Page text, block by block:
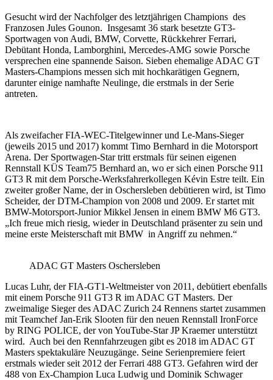
Gesucht wird der Nachfolger des letztjährigen Champions des
Franzosen Jules Gounon. Insgesamt 36 stark besetzte GT3-
Sportwagen von Audi, BMW, Corvette, Rückkehrer Ferrari,
Debütant Honda, Lamborghini, Mercedes-AMG sowie Porsche
versprechen eine spannende Saison. Sieben ehemalige ADAC GT
Masters-Champions messen sich mit hochkarätigen Gegnern,
darunter einige namhafte Neulinge, die erstmals in der Serie
antreten.
Als zweifacher FIA-WEC-Titelgewinner und Le-Mans-Sieger
(jeweils 2015 und 2017) kommt Timo Bernhard in die Motorsport
Arena. Der Sportwagen-Star tritt erstmals für seinen eigenen
Rennstall KÜS Team75 Bernhard an, wo er sich einen Porsche 911
GT3 R mit dem Porsche-Werksfahrerkollegen Kévin Estre teilt. Ein
zweiter großer Name, der in Oschersleben debütieren wird, ist Timo
Scheider, der DTM-Champion von 2008 und 2009. Er startet mit
BMW-Motorsport-Junior Mikkel Jensen in einem BMW M6 GT3.
„Ich freue mich riesig, wieder in Deutschland präsenter zu sein und
meine erste Meisterschaft mit BMW in Angriff zu nehmen.“
ADAC GT Masters Oschersleben
Lucas Luhr, der FIA-GT1-Weltmeister von 2011, debütiert ebenfalls
mit einem Porsche 911 GT3 R im ADAC GT Masters. Der
zweimalige Sieger des ADAC Zurich 24 Rennens startet zusammen
mit Teamchef Jan-Erik Slooten für den neuen Rennstall IronForce
by RING POLICE, der von YouTube-Star JP Kraemer unterstützt
wird. Auch bei den Rennfahrzeugen gibt es 2018 im ADAC GT
Masters spektakuläre Neuzugänge. Seine Serienpremiere feiert
erstmals wieder seit 2012 der Ferrari 488 GT3. Gefahren wird der
488 von Ex-Champion Luca Ludwig und Dominik Schwager